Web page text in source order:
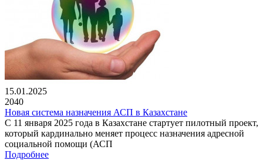
15.01.2025
2040
Новая система назначения АСП в Казахстане
С 11 января 2025 года в Казахстане стартует пилотный проект,
который кардинально меняет процесс назначения адресной
социальной помощи (АСП
Подробнее